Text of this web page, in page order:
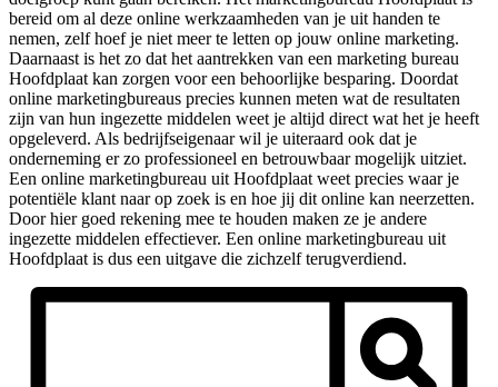
bereid om al deze online werkzaamheden van je uit handen te
nemen, zelf hoef je niet meer te letten op jouw online marketing.
Daarnaast is het zo dat het aantrekken van een marketing bureau
Hoofdplaat kan zorgen voor een behoorlijke besparing. Doordat
online marketingbureaus precies kunnen meten wat de resultaten
zijn van hun ingezette middelen weet je altijd direct wat het je heeft
opgeleverd. Als bedrijfseigenaar wil je uiteraard ook dat je
onderneming er zo professioneel en betrouwbaar mogelijk uitziet.
Een online marketingbureau uit Hoofdplaat weet precies waar je
potentiële klant naar op zoek is en hoe jij dit online kan neerzetten.
Door hier goed rekening mee te houden maken ze je andere
ingezette middelen effectiever. Een online marketingbureau uit
Hoofdplaat is dus een uitgave die zichzelf terugverdiend.